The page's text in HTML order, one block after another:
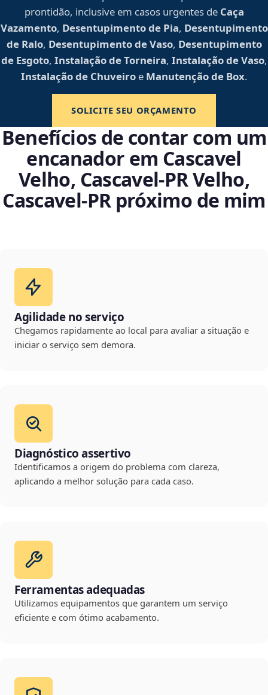
prontidão, inclusive em casos urgentes de Caça
Vazamento, Desentupimento de Pia, Desentupimento
de Ralo, Desentupimento de Vaso, Desentupimento
de Esgoto, Instalação de Torneira, Instalação de Vaso,
Instalação de Chuveiroe Manutenção de Box.
SOLICITE SEU ORÇAMENTO
Benefícios de contar com um
encanador em Cascavel
Velho, Cascavel‑PR Velho,
Cascavel‑PR próximo de mim
Agilidade no serviço
Chegamos rapidamente ao local para avaliar a situação e
iniciar o serviço sem demora.
Diagnóstico assertivo
Identificamos a origem do problema com clareza,
aplicando a melhor solução para cada caso.
Ferramentas adequadas
Utilizamos equipamentos que garantem um serviço
eficiente e com ótimo acabamento.